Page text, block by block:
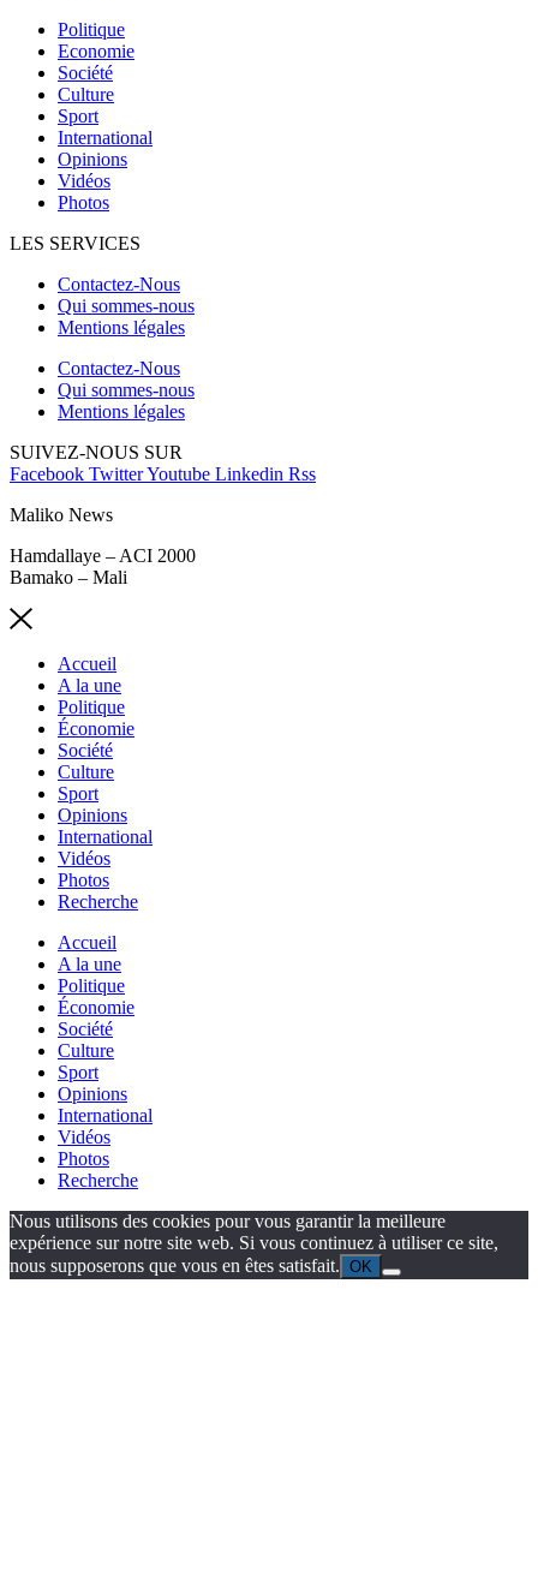
Politique
Economie
Société
Culture
Sport
International
Opinions
Vidéos
Photos
LES SERVICES
Contactez-Nous
Qui sommes-nous
Mentions légales
Contactez-Nous
Qui sommes-nous
Mentions légales
SUIVEZ-NOUS SUR
Facebook TwitterYoutube Linkedin Rss
Maliko News
Hamdallaye – ACI 2000
Bamako – Mali
Accueil
A la une
Politique
Économie
Société
Culture
Sport
Opinions
International
Vidéos
Photos
Recherche
Accueil
A la une
Politique
Économie
Société
Culture
Sport
Opinions
International
Vidéos
Photos
Recherche
Nous utilisons des cookies pour vous garantir la meilleure
expérience sur notre site web. Si vous continuez à utiliser ce site,
nous supposerons que vous en êtes satisfait. OK